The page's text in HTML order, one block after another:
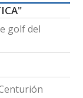
golf del